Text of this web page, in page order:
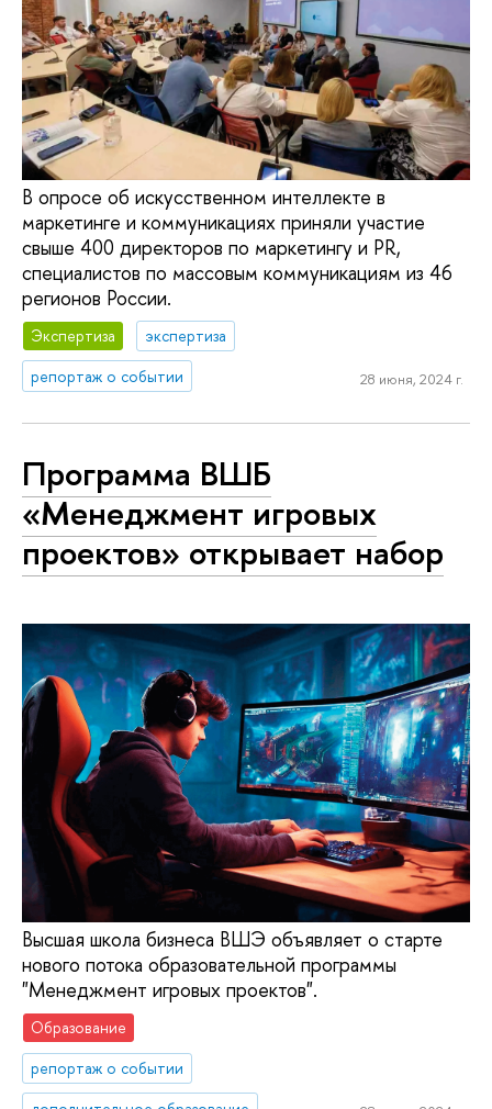
В опросе об искусственном интеллекте в
маркетинге и коммуникациях приняли участие
свыше 400 директоров по маркетингу и PR,
специалистов по массовым коммуникациям из 46
регионов России.
Экспертиза
экспертиза
репортаж о событии
28 июня, 2024 г.
Программа ВШБ
«Менеджмент игровых
проектов» открывает набор
Высшая школа бизнеса ВШЭ объявляет о старте
нового потока образовательной программы
"Менеджмент игровых проектов".
Образование
репортаж о событии